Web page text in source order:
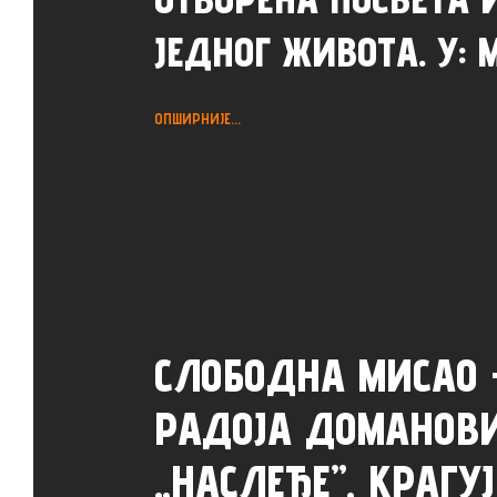
ЈЕДНОГ ЖИВОТА. У:
ОПШИРНИЈЕ...
СЛОБОДНА
РАДОЈА
„НАСЛЕЂЕ”,